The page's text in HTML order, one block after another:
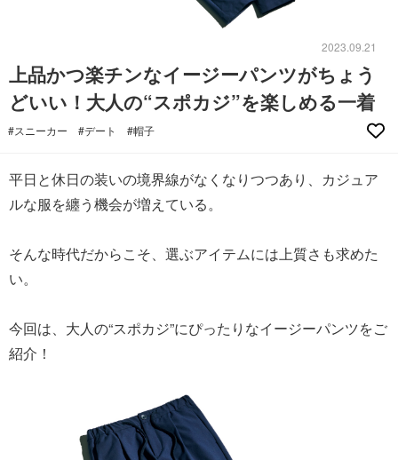
2023.09.21
上品かつ楽チンなイージーパンツがちょう
どいい！大人の“スポカジ”を楽しめる一着
#スニーカー #デート #帽子
平日と休日の装いの境界線がなくなりつつあり、カジュア
ルな服を纏う機会が増えている。
そんな時代だからこそ、選ぶアイテムには上質さも求めた
い。
今回は、大人の“スポカジ”にぴったりなイージーパンツをご
紹介！